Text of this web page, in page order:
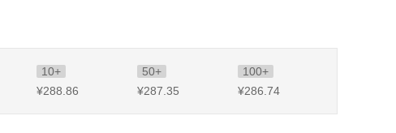
10+ 50+
100+
¥288 .86 ¥287 .35 ¥286 .74